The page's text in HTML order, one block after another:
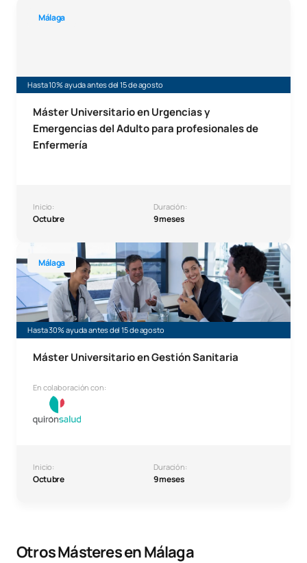
Málaga
Hasta 10% ayuda antes del 15 de agosto
Máster Universitario en Urgencias y
Emergencias del Adulto para profesionales de
Enfermería
Inicio:
Octubre
Duración:
9 meses
Málaga
Hasta 30% ayuda antes del 15 de agosto
Máster Universitario en Gestión Sanitaria
En colaboración con:
Inicio:
Octubre
Duración:
9 meses
Máster Universitario en Gestión Sanitaria Málaga
Otros Másteres en Málaga